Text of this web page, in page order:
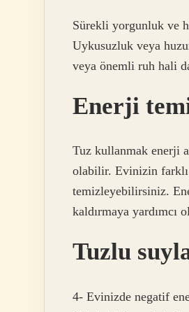
Sürekli yorgunluk ve
Uykusuzluk veya
veya önemli ruh hali
Enerji
Tuz kullanmak enerji
olabilir. Evinizin
temizleyebilirsiniz.
kaldırmaya yardımcı
Tuzlu
4- Evinizde negatif